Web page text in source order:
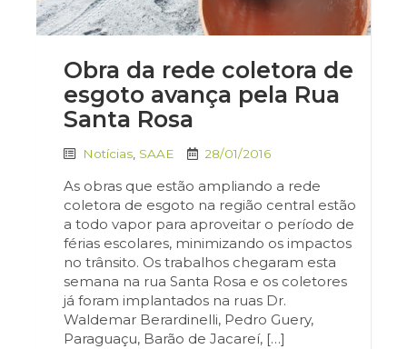
Obra da rede coletora de
esgoto avança pela Rua
Santa Rosa
Notícias, SAAE 28/01/2016
As obras que estão ampliando a rede
coletora de esgoto na região central estão
a todo vapor para aproveitar o período de
férias escolares, minimizando os impactos
no trânsito. Os trabalhos chegaram esta
semana na rua Santa Rosa e os coletores
já foram implantados na ruas Dr.
Waldemar Berardinelli, Pedro Guery,
Paraguaçu, Barão de Jacareí, […]